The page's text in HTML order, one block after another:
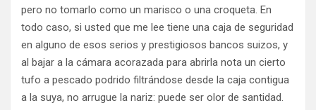
pero no tomarlo como un marisco o una croqueta. En
todo caso, si usted que me lee tiene una caja de seguridad
en alguno de esos serios y prestigiosos bancos suizos, y
al bajar a la cámara acorazada para abrirla nota un cierto
tufo a pescado podrido filtrándose desde la caja contigua
a la suya, no arrugue la nariz: puede ser olor de santidad.